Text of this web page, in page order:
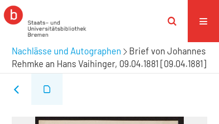
Nachlässe und Autographen
Brief von Johannes
Rehmke an Hans Vaihinger, 09.04.1881 [09.04.1881]